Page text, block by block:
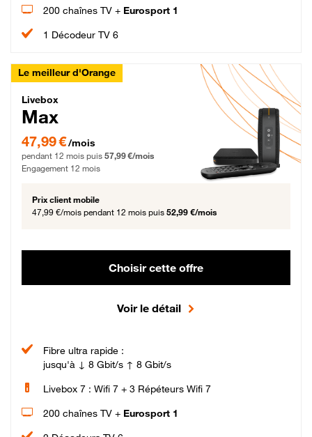
200 chaînes TV + Eurosport 1
1 Décodeur TV 6
Le meilleur d'Orange
Livebox Max Fibre
Livebox
Max
47,99 € par mois pendant 12 mois puis 57,99 € par mois, Engagement 12 mois
47,99 €/mois
pendant 12 mois puis 57,99 €/mois
Engagement 12 mois
Prix client mobile
47,99 €/mois pendant 12 mois puis 52,99 €/mois
Choisir cette offre
Voir le détail
Fibre ultra rapide :
jusqu'à ↓ 8 Gbit/s ↑ 8 Gbit/s
Livebox 7 : Wifi 7 + 3 Répéteurs Wifi 7
200 chaînes TV + Eurosport 1